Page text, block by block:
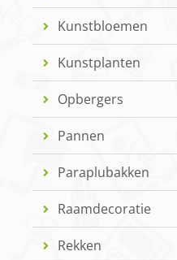
Kunstbloemen
Kunstplanten
Opbergers
Pannen
Paraplubakken
Raamdecoratie
Rekken